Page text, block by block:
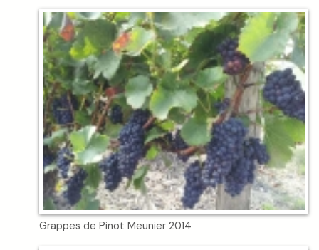
Grappes de Pinot Meunier 2014